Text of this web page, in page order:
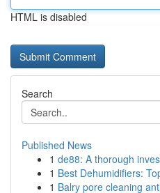
HTML is disabled
Search
Published News
1 de88: A thorough
1 Best Dehumidifiers:
1 Balry pore cleaning